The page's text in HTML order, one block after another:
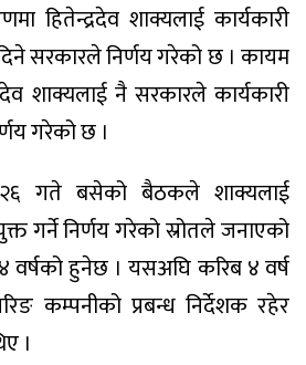
हितेन्द्रदेव शाक्यलाई कार्यकारी
सरकारले निर्णय गरेको छ । कायम
शाक्यलाई नै सरकारले कार्यकारी
गरेको छ ।
२६ गते बसेको बैठकले शाक्यलाई
गर्ने निर्णय गरेको स्रोतले जनाएको
वर्षको हुनेछ । यसअघि करिब ४ वर्ष
कम्पनीको प्रबन्ध निर्देशक रहेर
।